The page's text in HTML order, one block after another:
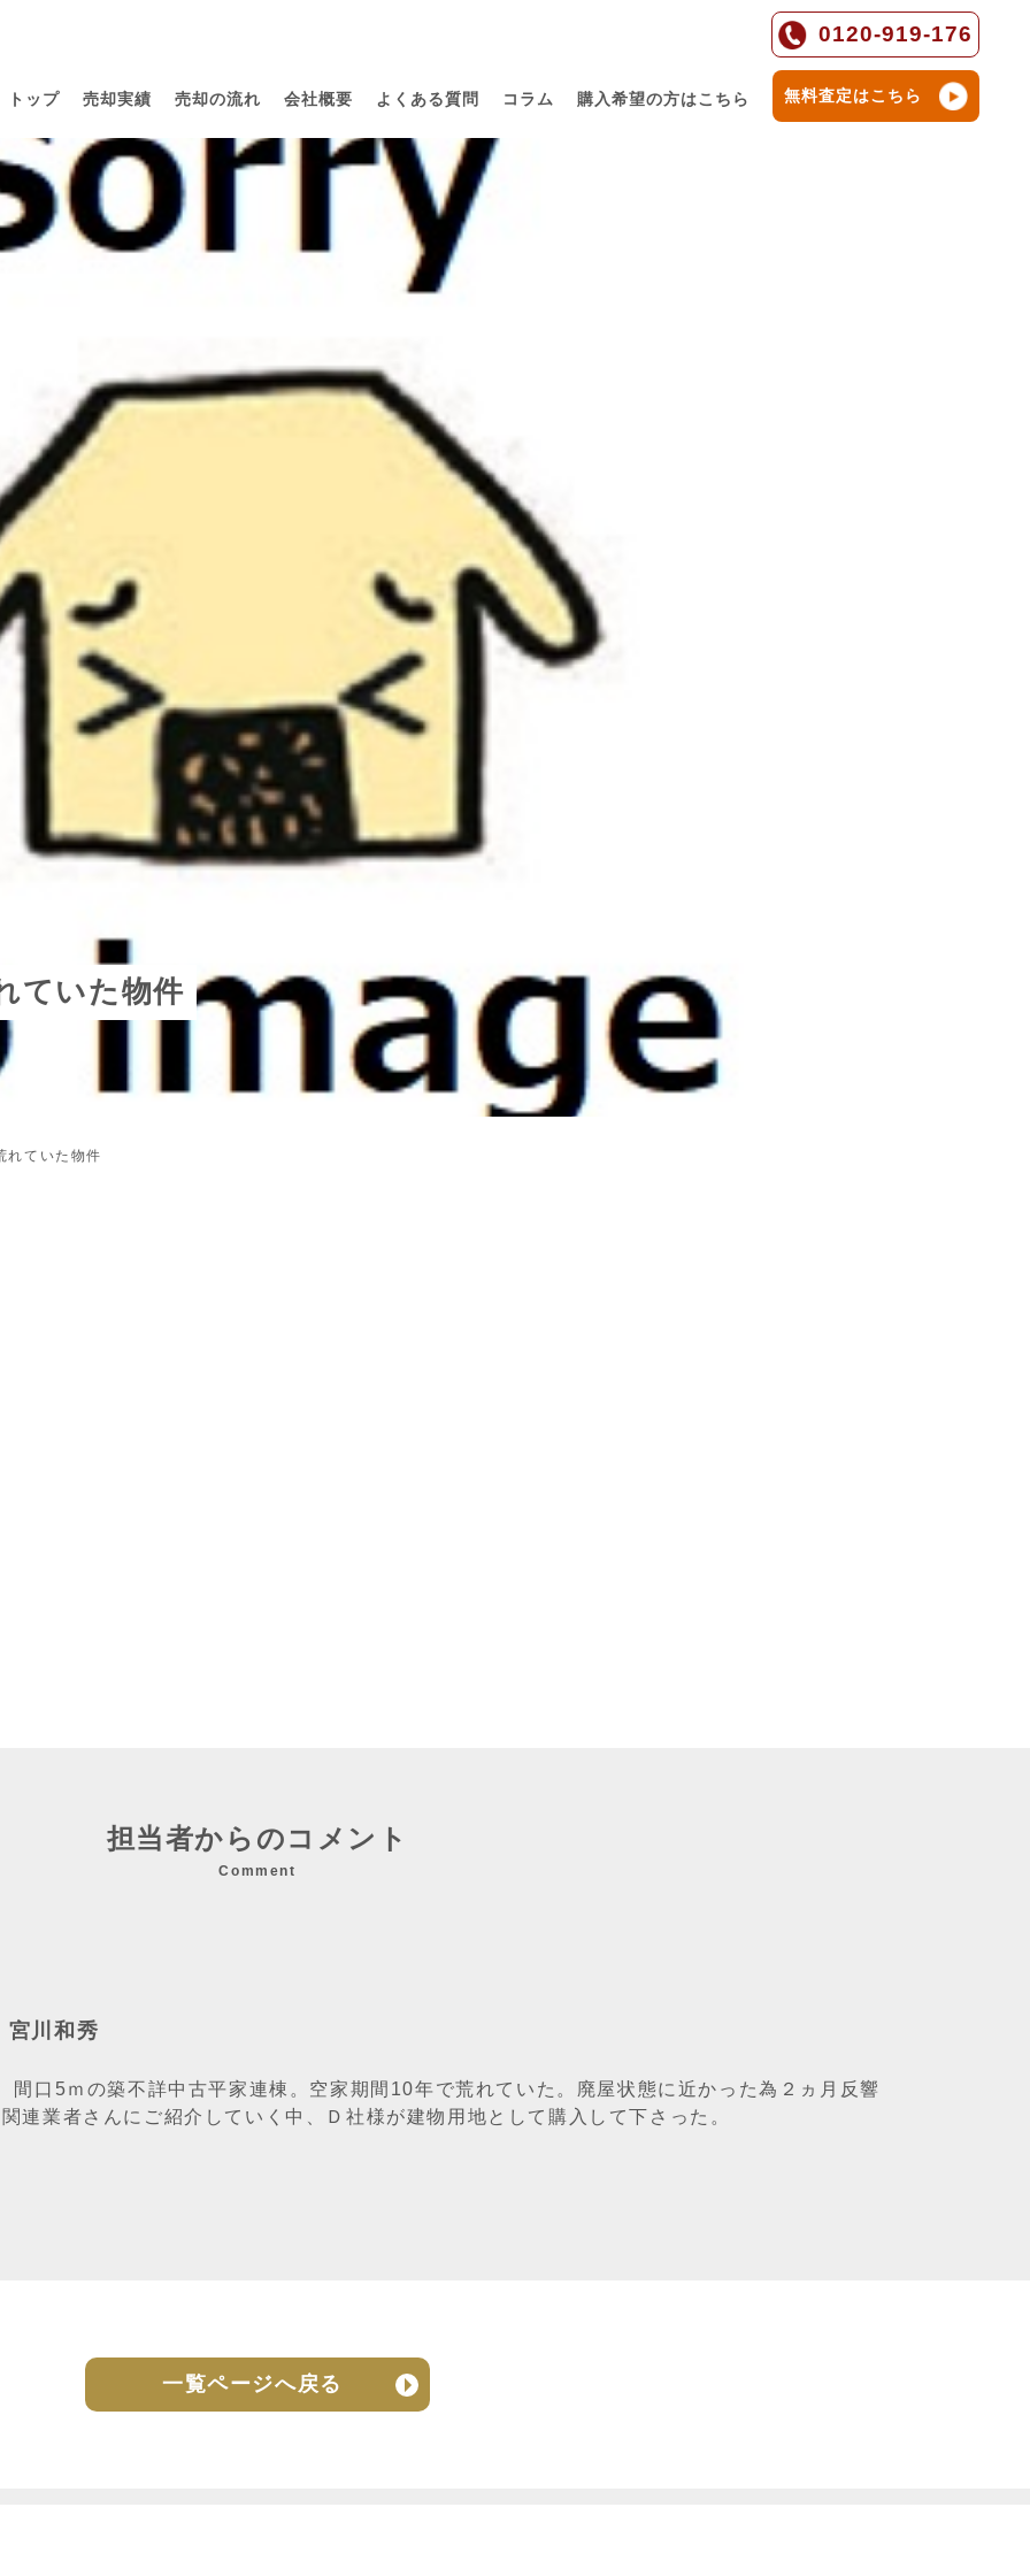
0120-919-176
トップ 売却実績 売却の流れ 会社概要 よくある質問 コラム 購入希望の方はこちら 無料査定はこちら
いた物件
ていた物件
担当者からのコメント
Comment
宮川和秀
間口5ｍの築不詳中古平家連棟。空家期間10年で荒れていた。廃屋状態に近かった為２ヵ月反響
連業者さんにご紹介していく中、Ｄ社様が建物用地として購入して下さった。
一覧ページへ戻る